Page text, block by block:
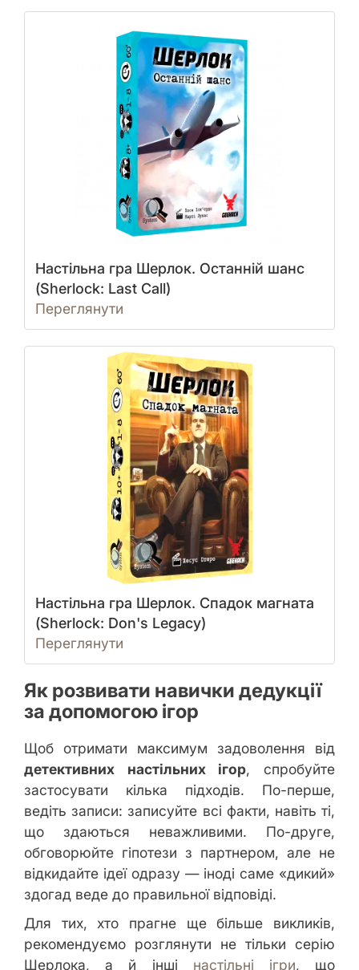
Настільна гра Шерлок. Останній шанс
(Sherlock: Last Call)
Переглянути
Настільна гра Шерлок. Спадок магната
(Sherlock: Don's Legacy)
Переглянути
Як розвивати навички дедукції
за допомогою ігор
Щоб отримати максимум задоволення від
детективних настільних ігор, спробуйте
застосувати кілька підходів. По-перше,
ведіть записи: записуйте всі факти, навіть ті,
що здаються неважливими. По-друге,
обговорюйте гіпотези з партнером, але не
відкидайте ідеї одразу — іноді саме «дикий»
здогад веде до правильної відповіді.
Для тих, хто прагне ще більше викликів,
рекомендуємо розглянути не тільки серію
Шерлока, а й інші настільні ігри, що